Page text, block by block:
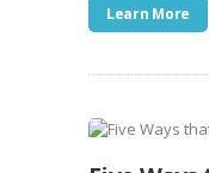
Learn More